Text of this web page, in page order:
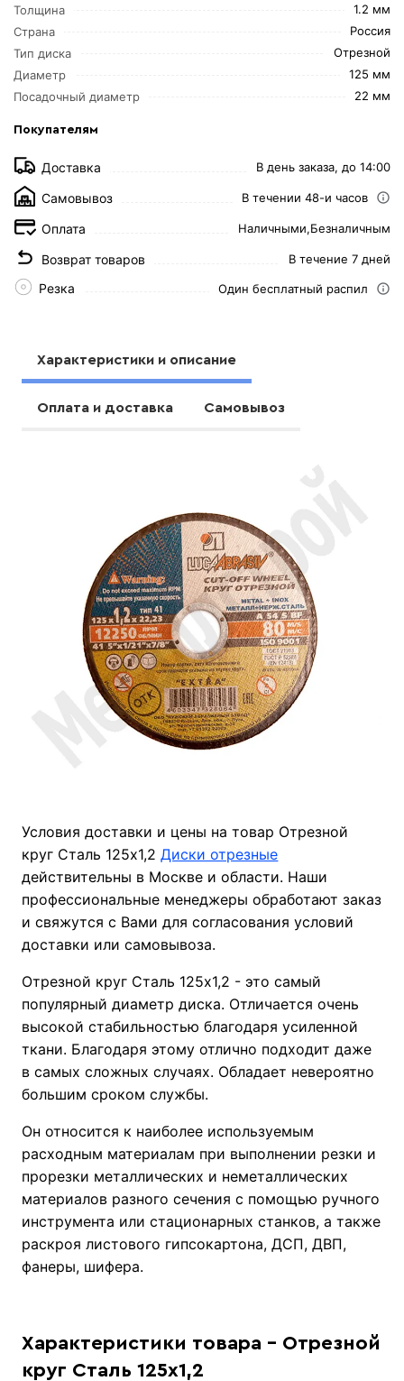
Толщина
1.2 мм
Страна
Россия
Тип диска
Отрезной
Диаметр
125 мм
Посадочный диаметр
22 мм
Покупателям
Доставка В день заказа, до 14:00
Самовывоз В течении 48-и часов
Оплата Наличными,Безналичным
Возврат товаров В течение 7 дней
Резка Один бесплатный распил
Характеристики и описание
Оплата и доставка Самовывоз
Условия доставки и цены на товар Отрезной
круг Сталь 125х1,2Диски отрезные
действительны в Москве и области. Наши
профессиональные менеджеры обработают заказ
и свяжутся с Вами для согласования условий
доставки или самовывоза.
Отрезной круг Сталь 125х1,2 - это самый
популярный диаметр диска. Отличается очень
высокой стабильностью благодаря усиленной
ткани. Благодаря этому отлично подходит даже
в самых сложных случаях. Обладает невероятно
большим сроком службы.
Он относится к наиболее используемым
расходным материалам при выполнении резки и
прорезки металлических и неметаллических
материалов разного сечения с помощью ручного
инструмента или стационарных станков, а также
раскроя листового гипсокартона, ДСП, ДВП,
фанеры, шифера.
Характеристики товара - Отрезной
круг Сталь 125х1,2